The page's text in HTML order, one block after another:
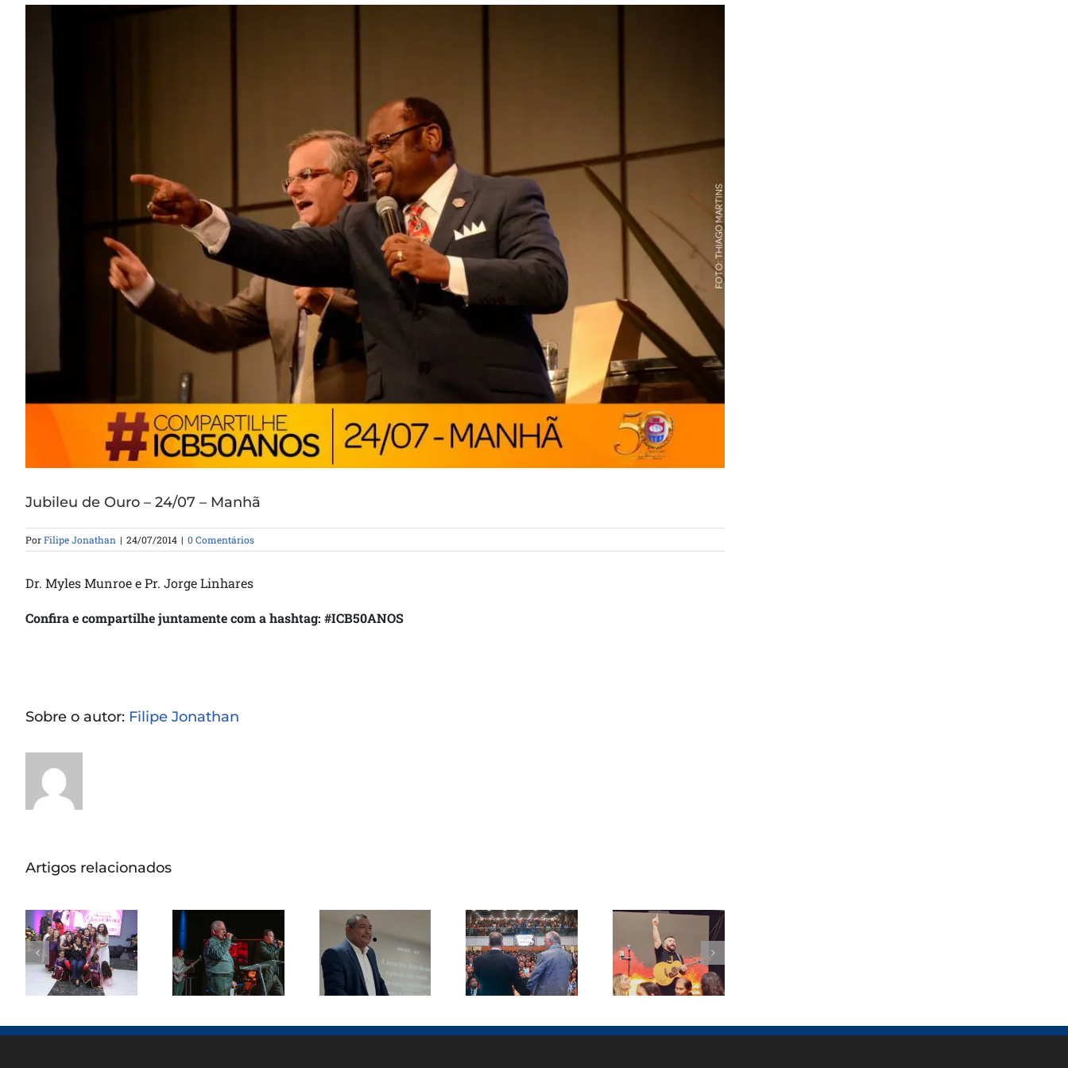
Jubileu de Ouro – 24/07 – Manhã
PorFilipe Jonathan | 24/07/2014 | 0 Comentários
Dr. Myles Munroe e Pr. Jorge Linhares
Confira e compartilhe juntamente com a hashtag: #ICB50ANOS
Sobre o autor: Filipe Jonathan
Artigos relacionados
Missionária
celebra 75
anos em
culto de
ação de
graças na
Apóstolo Jair
de Oliveira
ministra em
noite de
avivamento
Muniz
recebe visita
de diretores
do SCT
durante
Conferência
ICB Bahia
reúne mais
de 3 mil
pessoas em
lança canção
inédita em
Goianira e
celebra 43
vidas